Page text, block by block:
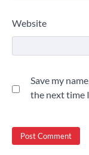
Website
Save my
the next time